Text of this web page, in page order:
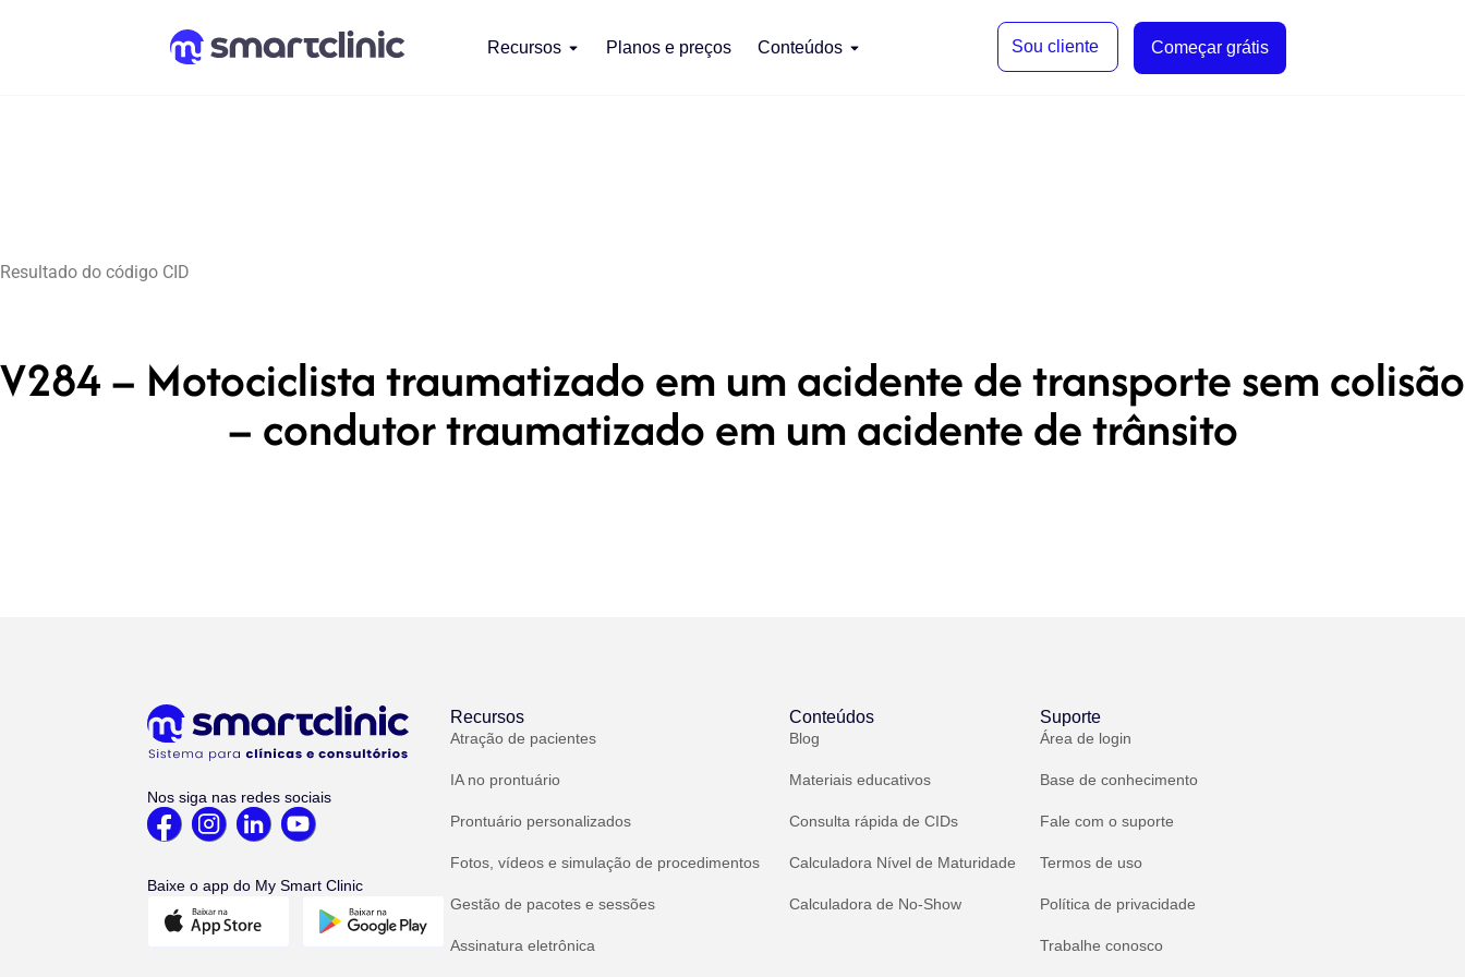
Recursos Planos e preços Conteúdos Sou cliente Começar grátis
Resultado do código CID
V284 – Motociclista traumatizado em um acidente de transporte sem colisão
– condutor traumatizado em um acidente de trânsito
Nos siga nas redes sociais
Baixe o app do My Smart Clinic
Recursos
Atração de pacientes
IA no prontuário
Prontuário personalizados
Fotos, vídeos e simulação de procedimentos
Gestão de pacotes e sessões
Assinatura eletrônica
Conteúdos
Blog
Materiais educativos
Consulta rápida de CIDs
Calculadora Nível de Maturidade
Calculadora de No-Show
Suporte
Área de login
Base de conhecimento
Fale com o suporte
Termos de uso
Política de privacidade
Trabalhe conosco